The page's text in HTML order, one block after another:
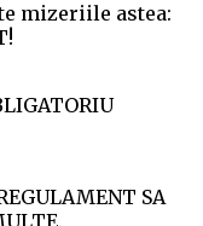
mizeriile astea:
SA